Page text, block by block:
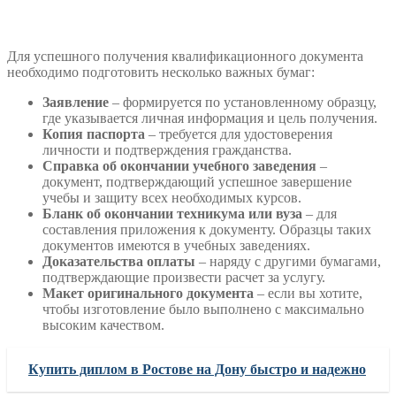
Для успешного получения квалификационного документа
необходимо подготовить несколько важных бумаг:
Заявление – формируется по установленному образцу,
где указывается личная информация и цель получения.
Копия паспорта – требуется для удостоверения
личности и подтверждения гражданства.
Справка об окончании учебного заведения –
документ, подтверждающий успешное завершение
учебы и защиту всех необходимых курсов.
Бланк об окончании техникума или вуза – для
составления приложения к документу. Образцы таких
документов имеются в учебных заведениях.
Доказательства оплаты – наряду с другими бумагами,
подтверждающие произвести расчет за услугу.
Макет оригинального документа – если вы хотите,
чтобы изготовление было выполнено с максимально
высоким качеством.
Купить диплом в Ростове на Дону быстро и надежно